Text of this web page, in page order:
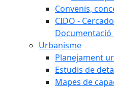
Convenis,
CIDO -
Documentació
Urbanisme
Planejament
Estudis de
Mapes de